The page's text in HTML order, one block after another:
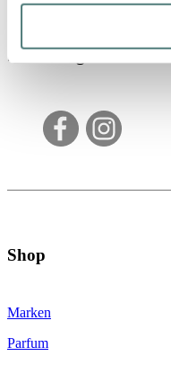
Schön folgen
Shop
Marken
Parfum